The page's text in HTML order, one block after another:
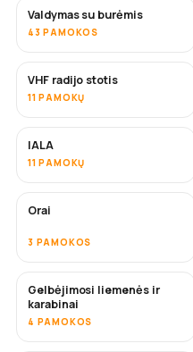
Valdymas su burėmis
43 PAMOKOS
VHF radijo stotis
11 PAMOKŲ
IALA
11 PAMOKŲ
Orai
3 PAMOKOS
Gelbėjimosi liemenės ir
karabinai
4 PAMOKOS